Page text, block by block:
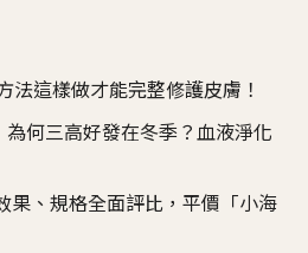
法這樣做才能完整修護皮膚！
為何三高好發在冬季？血液淨化
果、規格全面評比，平價「小海